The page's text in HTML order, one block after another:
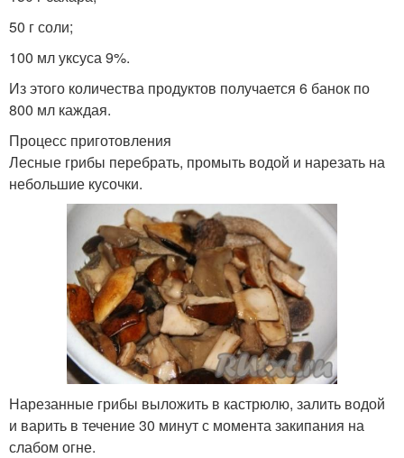
50 г соли;
100 мл уксуса 9%.
Из этого количества продуктов получается 6 банок по
800 мл каждая.
Процесс приготовления
Лесные грибы перебрать, промыть водой и нарезать на
небольшие кусочки.
Нарезанные грибы выложить в кастрюлю, залить водой
и варить в течение 30 минут с момента закипания на
слабом огне.